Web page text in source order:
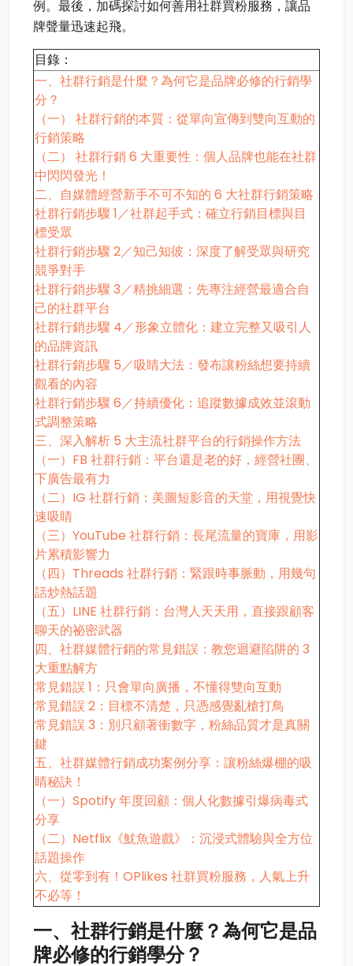
例。最後，加碼探討如何善用社群買粉服務，讓品
牌聲量迅速起飛。
目錄：
一、社群行銷是什麼？為何它是品牌必修的行銷學
分？
（一） 社群行銷的本質：從單向宣傳到雙向互動的
行銷策略
（二） 社群行銷 6 大重要性：個人品牌也能在社群
中閃閃發光！
二、自媒體經營新手不可不知的 6 大社群行銷策略
社群行銷步驟 1／社群起手式：確立行銷目標與目
標受眾
社群行銷步驟 2／知己知彼：深度了解受眾與研究
競爭對手
社群行銷步驟 3／精挑細選：先專注經營最適合自
己的社群平台
社群行銷步驟 4／形象立體化：建立完整又吸引人
的品牌資訊
社群行銷步驟 5／吸睛大法：發布讓粉絲想要持續
觀看的內容
社群行銷步驟 6／持續優化：追蹤數據成效並滾動
式調整策略
三、深入解析 5 大主流社群平台的行銷操作方法
（一）FB 社群行銷：平台還是老的好，經營社團、
下廣告最有力
（二）IG 社群行銷：美圖短影音的天堂，用視覺快
速吸睛
（三）YouTube 社群行銷：長尾流量的寶庫，用影
片累積影響力
（四）Threads 社群行銷：緊跟時事脈動，用幾句
話炒熱話題
（五）LINE 社群行銷：台灣人天天用，直接跟顧客
聊天的祕密武器
四、社群媒體行銷的常見錯誤：教您迴避陷阱的 3
大重點解方
常見錯誤 1：只會單向廣播，不懂得雙向互動
常見錯誤 2：目標不清楚，只憑感覺亂槍打鳥
常見錯誤 3：別只顧著衝數字，粉絲品質才是真關
鍵
五、社群媒體行銷成功案例分享：讓粉絲爆棚的吸
睛秘訣！
（一）Spotify 年度回顧：個人化數據引爆病毒式
分享
（二）Netflix《魷魚遊戲》：沉浸式體驗與全方位
話題操作
六、從零到有！OPlikes 社群買粉服務，人氣上升
不必等！
一、社群行銷是什麼？為何它是品
牌必修的行銷學分？